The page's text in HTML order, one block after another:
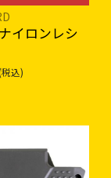
イロンレシ
込)